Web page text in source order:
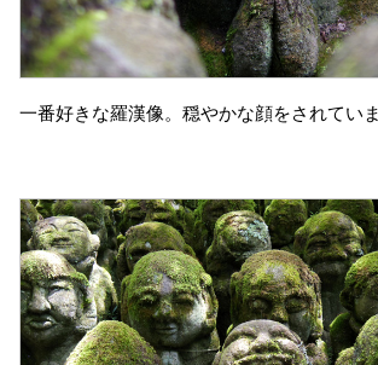
一番好きな羅漢像。穏やかな顔をされていま